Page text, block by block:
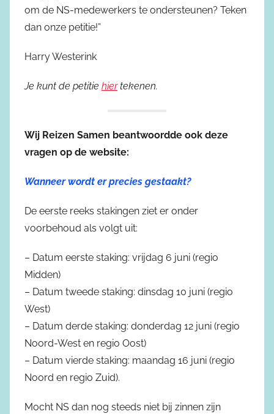
om de NS-medewerkers te ondersteunen? Teken
dan onze petitie!”
Harry Westerink
Je kunt de petitie hiertekenen.
Wij Reizen Samen beantwoordde ook deze
vragen op de website:
Wanneer wordt er precies gestaakt?
De eerste reeks stakingen ziet er onder
voorbehoud als volgt uit:
– Datum eerste staking: vrijdag 6 juni (regio
Midden)
– Datum tweede staking: dinsdag 10 juni (regio
West)
– Datum derde staking: donderdag 12 juni (regio
Noord-West en regio Oost)
– Datum vierde staking: maandag 16 juni (regio
Noord en regio Zuid).
Mocht NS dan nog steeds niet bij zinnen zijn